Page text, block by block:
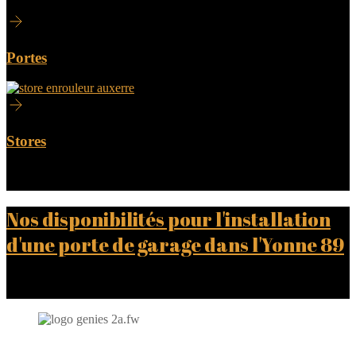
Portes
Stores
Nos disponibilités pour l'installation
d'une porte de garage dans l'Yonne 89